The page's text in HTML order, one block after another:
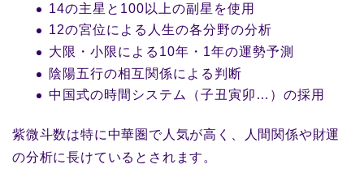
14の主星と100以上の副星を使用
12の宮位による人生の各分野の分析
大限・小限による10年・1年の運勢予測
陰陽五行の相互関係による判断
中国式の時間システム（子丑寅卯…）の採用
紫微斗数は特に中華圏で人気が高く、人間関係や財運
の分析に長けているとされます。